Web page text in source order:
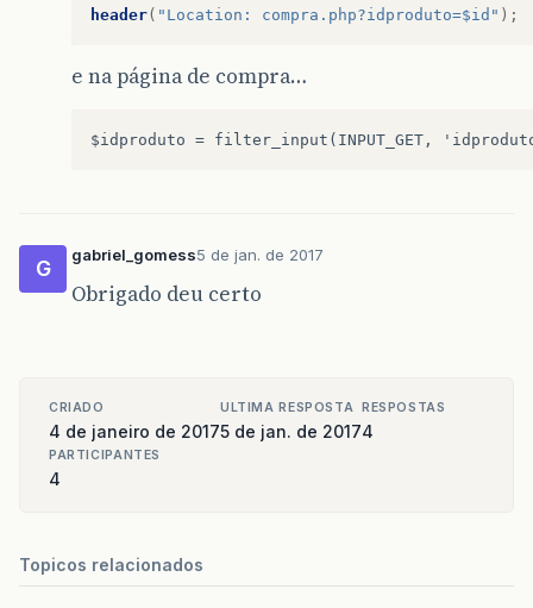
header( "Location: compra.php?idproduto=$id" );
e na página de compra…
$idproduto = filter_input(INPUT_GET,
G
gabriel_gomess5 de jan. de 2017
Obrigado deu certo
CRIADO
4 de janeiro de 2017
ULTIMA RESPOSTA
5 de jan. de 2017
RESPOSTAS
4
PARTICIPANTES
4
Topicos relacionados